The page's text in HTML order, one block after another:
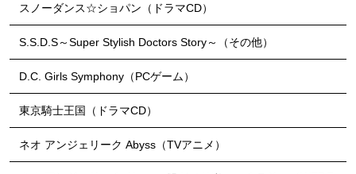
スノーダンス☆ショパン（ドラマCD）
S.S.D.S～Super Stylish Doctors Story～（その他）
D.C. Girls Symphony（PCゲーム）
東京騎士王国（ドラマCD）
ネオ アンジェリーク Abyss（TVアニメ）